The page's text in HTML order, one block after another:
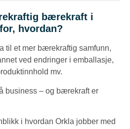
bærekraft i
hvordan?
til et mer bærekraftig samfunn,
ved endringer i emballasje,
mv.
business – og bærekraft er
i hvordan Orkla jobber med